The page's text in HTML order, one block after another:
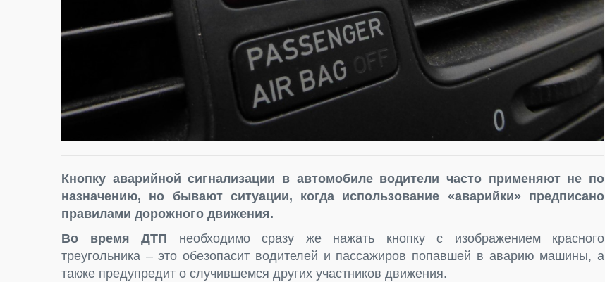
Кнопку аварийной сигнализации в автомобиле водители часто применяют не по
назначению, но бывают ситуации, когда использование «аварийки» предписано
правилами дорожного движения.
Во время ДТП необходимо сразу же нажать кнопку с изображением красного
треугольника – это обезопасит водителей и пассажиров попавшей в аварию машины, а
также предупредит о случившемся других участников движения.